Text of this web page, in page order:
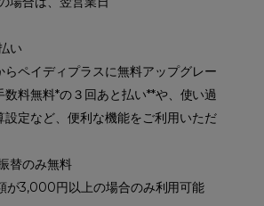
い
らペイディプラスに無料アップグレー
数料無料*の３回あと払い**や、使い過
設定など、便利な機能をご利用いただ
替のみ無料
が3,000円以上の場合のみ利用可能